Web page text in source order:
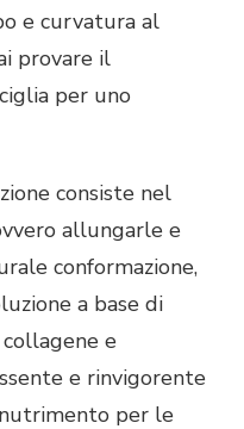
e curvatura al
provare il
per uno
consiste nel
allungarle e
conformazione,
a base di
e
e rinvigorente
per le